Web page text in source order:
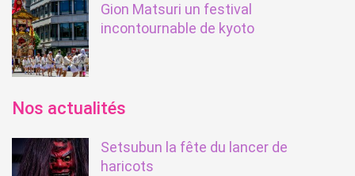
Gion Matsuri un festival
incontournable de kyoto
Nos actualités
Setsubun la fête du lancer de
haricots